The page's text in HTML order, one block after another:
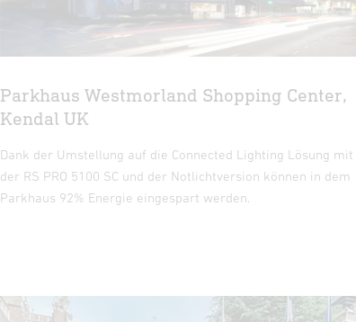
Parkhaus Westmorland Shopping Center,
Kendal UK
Dank der Umstellung auf die Connected Lighting Lösung mit
der RS PRO 5100 SC und der Notlichtversion können in dem
Parkhaus 92% Energie eingespart werden.